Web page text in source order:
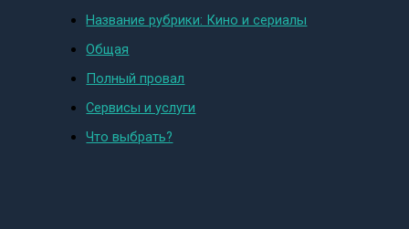
Название рубрики: Кино и сериалы
Общая
Полный провал
Сервисы и услуги
Что выбрать?